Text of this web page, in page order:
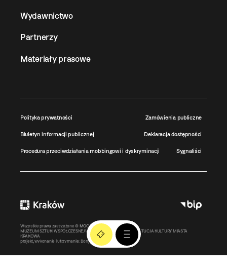
Wydawnictwo
Partnerzy
Materiały prasowe
Polityka prywatności Zamówienia publiczne
Biuletyn informacji publicznej Deklaracja dostępności
Procedura przeciwdziałania mobbingowi i dyskryminacji Sygnaliści
Wszystkie prawa zastrzeżone © MOCAK2011-2026
MUZEUM SZTUKI WSPÓŁCZESNEJ W KRAKOWIE MOCAK – INSTYTUCJA KULTURY MIASTA
KRAKOWA
projekt, wykonanie i utrzymanie: Bonjour.pl